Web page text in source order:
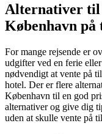
Alternativer til
København på
For mange rejsende er
udgifter ved en ferie
nødvendigt at vente på
hotel. Der er flere
København til en god
alternativer og give dig
uden at skulle vente på